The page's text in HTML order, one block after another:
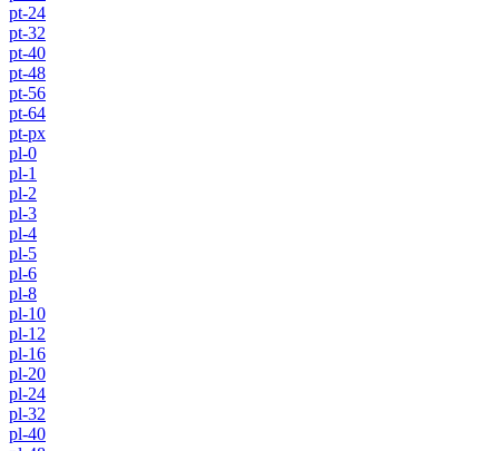
pt-24
pt-32
pt-40
pt-48
pt-56
pt-64
pt-px
pl-0
pl-1
pl-2
pl-3
pl-4
pl-5
pl-6
pl-8
pl-10
pl-12
pl-16
pl-20
pl-24
pl-32
pl-40